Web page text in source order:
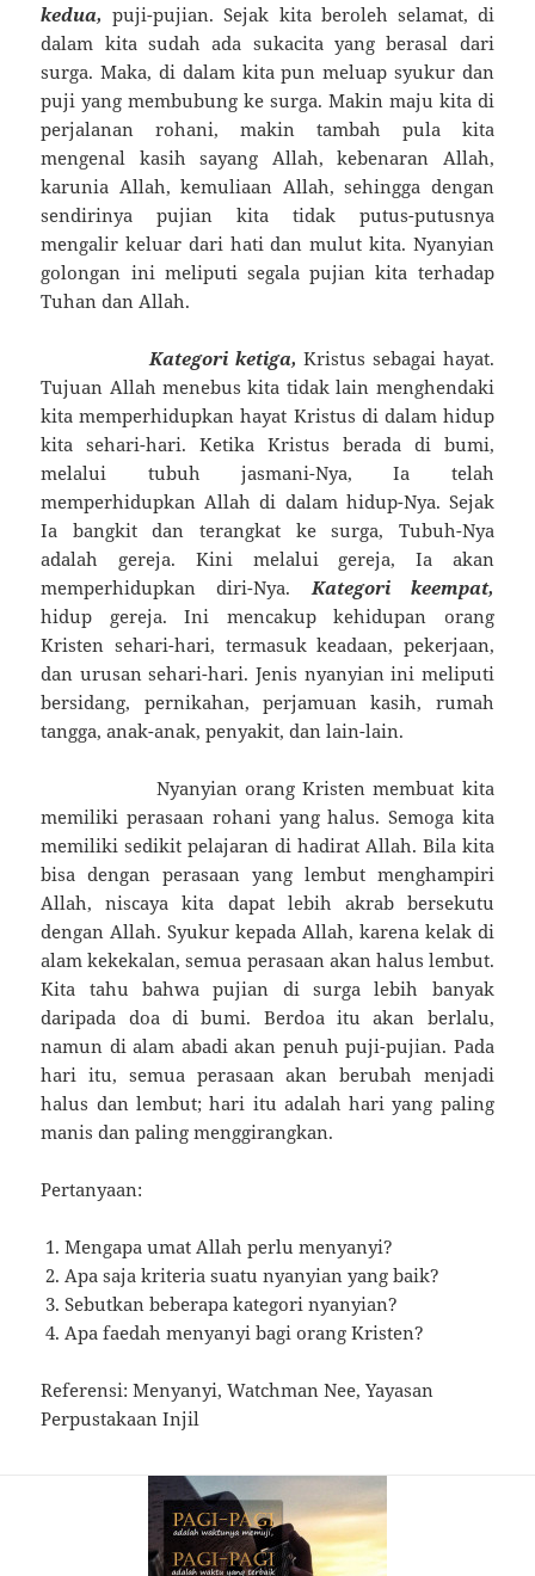
kedua, puji-pujian. Sejak kita beroleh selamat, di
dalam kita sudah ada sukacita yang berasal dari
surga. Maka, di dalam kita pun meluap syukur dan
puji yang membubung ke surga. Makin maju kita di
perjalanan rohani, makin tambah pula kita
mengenal kasih sayang Allah, kebenaran Allah,
karunia Allah, kemuliaan Allah, sehingga dengan
sendirinya pujian kita tidak putus-putusnya
mengalir keluar dari hati dan mulut kita. Nyanyian
golongan ini meliputi segala pujian kita terhadap
Tuhan dan Allah.
Kategori ketiga,Kristus sebagai hayat.
Tujuan Allah menebus kita tidak lain menghendaki
kita memperhidupkan hayat Kristus di dalam hidup
kita sehari-hari. Ketika Kristus berada di bumi,
melalui tubuh jasmani-Nya, Ia telah
memperhidupkan Allah di dalam hidup-Nya. Sejak
Ia bangkit dan terangkat ke surga, Tubuh-Nya
adalah gereja. Kini melalui gereja, Ia akan
memperhidupkan diri-Nya.Kategori keempat,
hidup gereja. Ini mencakup kehidupan orang
Kristen sehari-hari, termasuk keadaan, pekerjaan,
dan urusan sehari-hari. Jenis nyanyian ini meliputi
bersidang, pernikahan, perjamuan kasih, rumah
tangga, anak-anak, penyakit, dan lain-lain.
Nyanyian orang Kristen membuat kita
memiliki perasaan rohani yang halus. Semoga kita
memiliki sedikit pelajaran di hadirat Allah. Bila kita
bisa dengan perasaan yang lembut menghampiri
Allah, niscaya kita dapat lebih akrab bersekutu
dengan Allah. Syukur kepada Allah, karena kelak di
alam kekekalan, semua perasaan akan halus lembut.
Kita tahu bahwa pujian di surga lebih banyak
daripada doa di bumi. Berdoa itu akan berlalu,
namun di alam abadi akan penuh puji-pujian. Pada
hari itu, semua perasaan akan berubah menjadi
halus dan lembut; hari itu adalah hari yang paling
manis dan paling menggirangkan.
Pertanyaan:
Mengapa umat Allah perlu menyanyi?
Apa saja kriteria suatu nyanyian yang baik?
Sebutkan beberapa kategori nyanyian?
Apa faedah menyanyi bagi orang Kristen?
Referensi: Menyanyi, Watchman Nee, Yayasan
Perpustakaan Injil